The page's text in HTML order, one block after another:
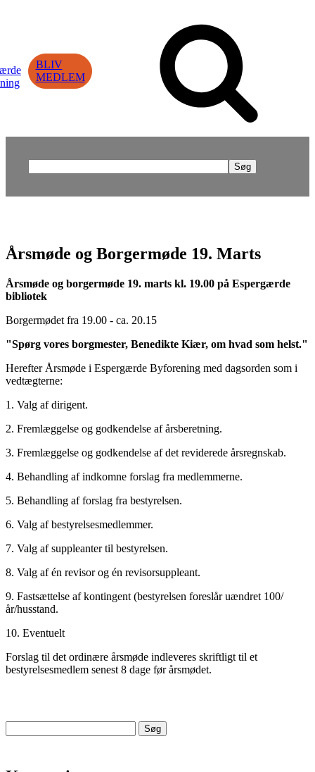
BLIV
MEDLEM
efter:
Årsmøde og Borgermøde 19. Marts
Årsmøde og borgermøde 19. marts kl. 19.00 på Espergærde
bibliotek
Borgermødet fra 19.00 - ca. 20.15
"Spørg vores borgmester, Benedikte Kiær, om hvad som helst."
Herefter Årsmøde i Espergærde Byforening med dagsorden som i
vedtægterne:
1. Valg af dirigent.
2. Fremlæggelse og godkendelse af årsberetning.
3. Fremlæggelse og godkendelse af det reviderede årsregnskab.
4. Behandling af indkomne forslag fra medlemmerne.
5. Behandling af forslag fra bestyrelsen.
6. Valg af bestyrelsesmedlemmer.
7. Valg af suppleanter til bestyrelsen.
8. Valg af én revisor og én revisorsuppleant.
9. Fastsættelse af kontingent (bestyrelsen foreslår uændret 100/
år/husstand.
10. Eventuelt
Forslag til det ordinære årsmøde indleveres skriftligt til et
bestyrelsesmedlem senest 8 dage før årsmødet.
efter: